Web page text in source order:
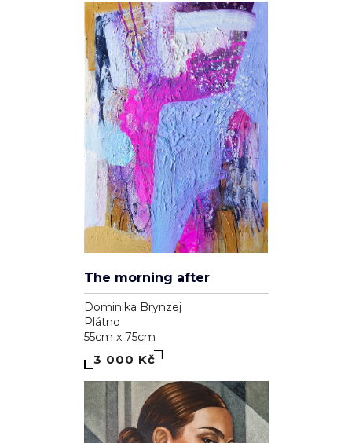
The morning after
Dominika Brynzej
Plátno
55cm x 75cm
3 000 Kč